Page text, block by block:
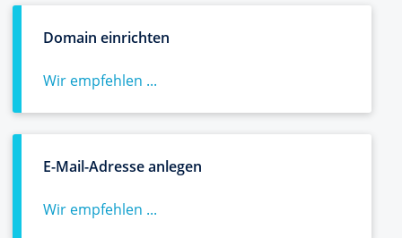
Domain einrichten
Wir empfehlen ...
E-Mail-Adresse anlegen
Wir empfehlen ...